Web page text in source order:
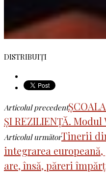
DISTRIBUIȚI
Articolul precedent
ȘI REZILIENȚĂ. Modul
Articolul următorTinerii
integrarea
are, însă, păreri